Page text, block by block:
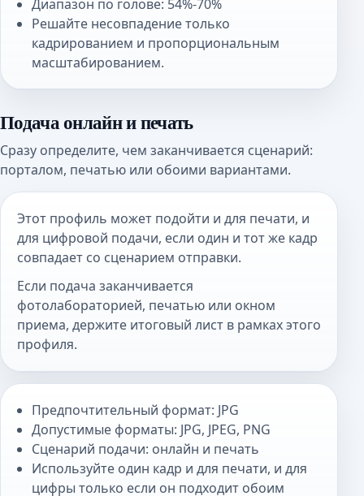
Диапазон по голове: 54%-70%
Решайте несовпадение только
кадрированием и пропорциональным
масштабированием.
Подача онлайн и печать
Сразу определите, чем заканчивается сценарий:
порталом, печатью или обоими вариантами.
Этот профиль может подойти и для печати, и
для цифровой подачи, если один и тот же кадр
совпадает со сценарием отправки.
Если подача заканчивается
фотолабораторией, печатью или окном
приема, держите итоговый лист в рамках этого
профиля.
Предпочтительный формат: JPG
Допустимые форматы: JPG, JPEG, PNG
Сценарий подачи: онлайн и печать
Используйте один кадр и для печати, и для
цифры только если он подходит обоим